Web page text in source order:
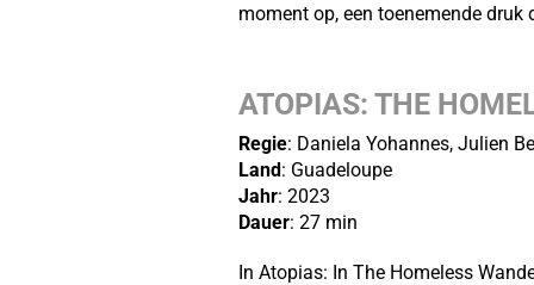
moment op, een toenemende druk
ATOPIAS: THE
Regie: Daniela Yohannes, Julien
Land: Guadeloupe
Jahr: 2023
Dauer: 27 min
In Atopias: In The Homeless